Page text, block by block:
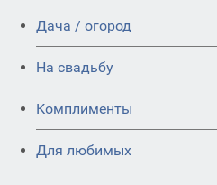
Дача / огород
На свадьбу
Комплименты
Для любимых